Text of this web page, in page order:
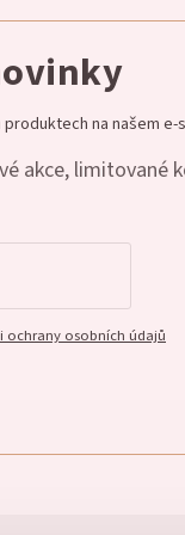
na našem e-
akce, limitované
ochrany osobních údajů